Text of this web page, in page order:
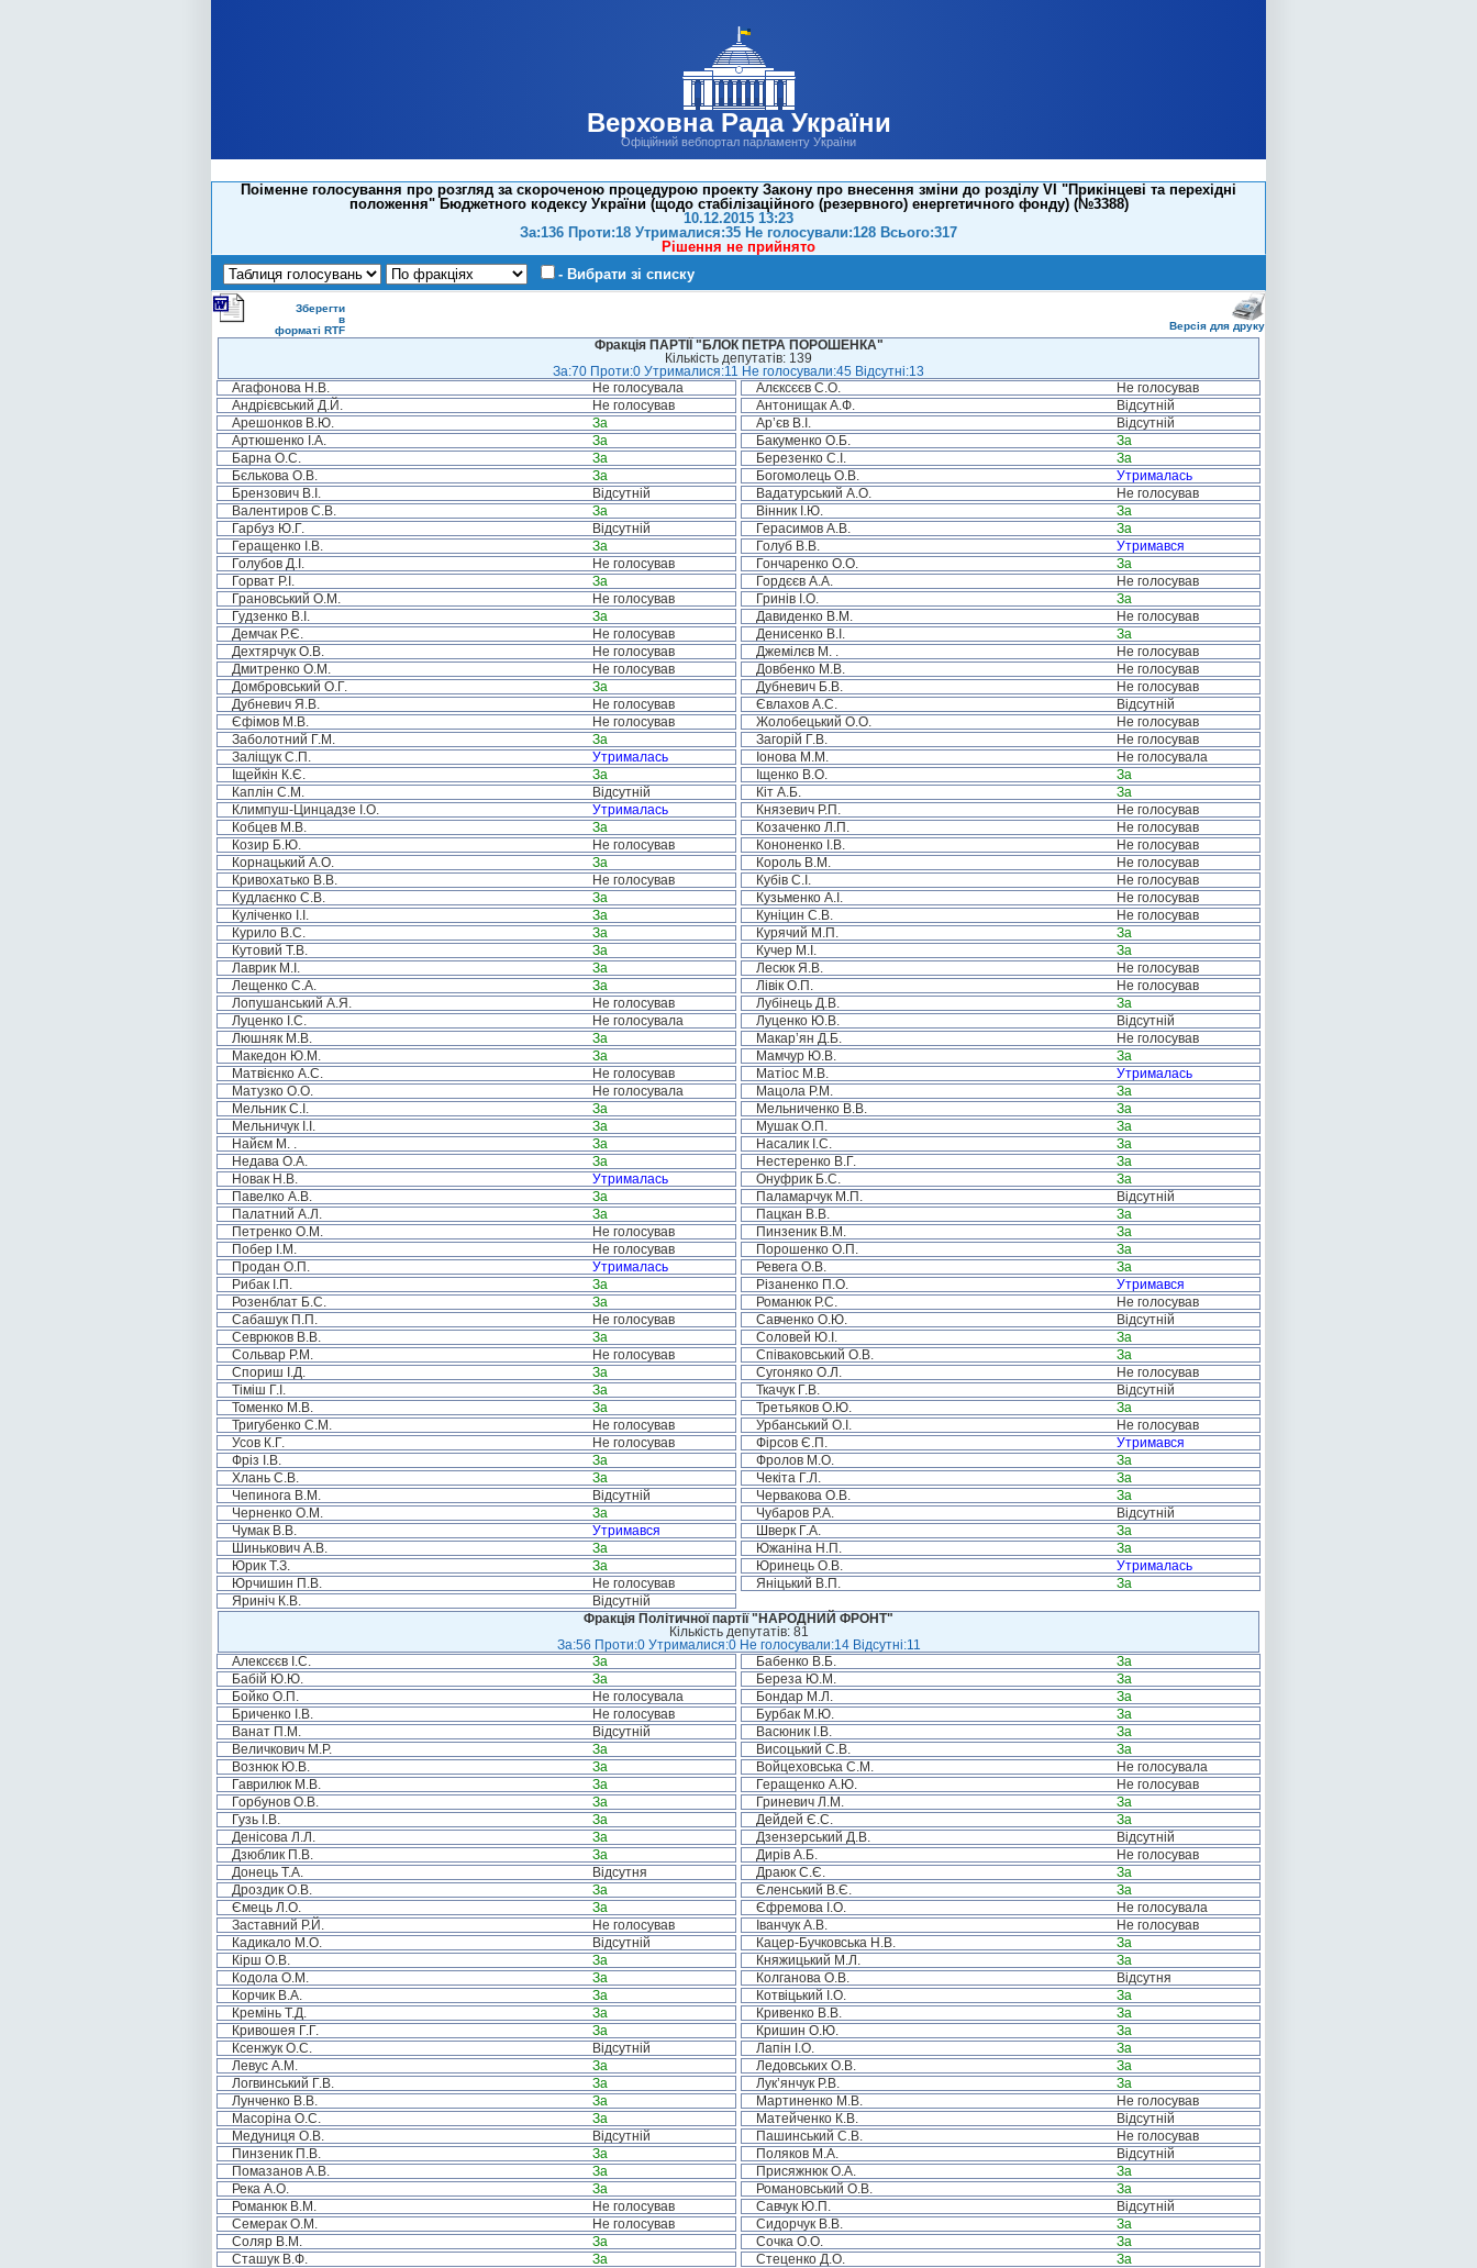
Верховна Рада України
Офіційний вебпортал парламенту України
Поіменне голосування про розгляд за скороченою процедурою проекту Закону про внесення зміни до розділу VI "Прикінцеві та перехідні
положення" Бюджетного кодексу України (щодо стабілізаційного (резервного) енергетичного фонду) (№3388)
10.12.2015 13:23
За:136 Проти:18 Утрималися:35 Не голосували:128 Всього:317
Рішення не прийнято
- Вибрати зі списку
Зберегти
в
форматі RTF
Версія для друку
Фракція ПАРТІЇ "БЛОК ПЕТРА ПОРОШЕНКА"
Кількість депутатів: 139
За:70 Проти:0 Утрималися:11 Не голосували:45 Відсутні:13
Агафонова Н.В.
Не голосувала Алєксєєв С.О.
Не голосував
Андрієвський Д.Й.
Не голосував Антонищак А.Ф.
Відсутній
Арешонков В.Ю.
За Ар’єв В.І.
Відсутній
Артюшенко І.А.
За Бакуменко О.Б.
За
Барна О.С.
За Березенко С.І.
За
Бєлькова О.В.
За Богомолець О.В.
Утрималась
Брензович В.І.
Відсутній Вадатурський А.О.
Не голосував
Валентиров С.В.
За Вінник І.Ю.
За
Гарбуз Ю.Г.
Відсутній Герасимов А.В.
За
Геращенко І.В.
За Голуб В.В.
Утримався
Голубов Д.І.
Не голосував Гончаренко О.О.
За
Горват Р.І.
За Гордєєв А.А.
Не голосував
Грановський О.М.
Не голосував Гринів І.О.
За
Гудзенко В.І.
За Давиденко В.М.
Не голосував
Демчак Р.Є.
Не голосував Денисенко В.І.
За
Дехтярчук О.В.
Не голосував Джемілєв М. .
Не голосував
Дмитренко О.М.
Не голосував Довбенко М.В.
Не голосував
Домбровський О.Г.
За Дубневич Б.В.
Не голосував
Дубневич Я.В.
Не голосував Євлахов А.С.
Відсутній
Єфімов М.В.
Не голосував Жолобецький О.О.
Не голосував
Заболотний Г.М.
За Загорій Г.В.
Не голосував
Заліщук С.П.
Утрималась Іонова М.М.
Не голосувала
Іщейкін К.Є.
За Іщенко В.О.
За
Каплін С.М.
Відсутній Кіт А.Б.
За
Климпуш-Цинцадзе І.О.
Утрималась Князевич Р.П.
Не голосував
Кобцев М.В.
За Козаченко Л.П.
Не голосував
Козир Б.Ю.
Не голосував Кононенко І.В.
Не голосував
Корнацький А.О.
За Король В.М.
Не голосував
Кривохатько В.В.
Не голосував Кубів С.І.
Не голосував
Кудлаєнко С.В.
За Кузьменко А.І.
Не голосував
Куліченко І.І.
За Куніцин С.В.
Не голосував
Курило В.С.
За Курячий М.П.
За
Кутовий Т.В.
За Кучер М.І.
За
Лаврик М.І.
За Лесюк Я.В.
Не голосував
Лещенко С.А.
За Лівік О.П.
Не голосував
Лопушанський А.Я.
Не голосував Лубінець Д.В.
За
Луценко І.С.
Не голосувала Луценко Ю.В.
Відсутній
Люшняк М.В.
За Макар’ян Д.Б.
Не голосував
Македон Ю.М.
За Мамчур Ю.В.
За
Матвієнко А.С.
Не голосував Матіос М.В.
Утрималась
Матузко О.О.
Не голосувала Мацола Р.М.
За
Мельник С.І.
За Мельниченко В.В.
За
Мельничук І.І.
За Мушак О.П.
За
Найєм М. .
За Насалик І.С.
За
Недава О.А.
За Нестеренко В.Г.
За
Новак Н.В.
Утрималась Онуфрик Б.С.
За
Павелко А.В.
За Паламарчук М.П.
Відсутній
Палатний А.Л.
За Пацкан В.В.
За
Петренко О.М.
Не голосував Пинзеник В.М.
За
Побер І.М.
Не голосував Порошенко О.П.
За
Продан О.П.
Утрималась Ревега О.В.
За
Рибак І.П.
За Різаненко П.О.
Утримався
Розенблат Б.С.
За Романюк Р.С.
Не голосував
Сабашук П.П.
Не голосував Савченко О.Ю.
Відсутній
Севрюков В.В.
За Соловей Ю.І.
За
Сольвар Р.М.
Не голосував Співаковський О.В.
За
Спориш І.Д.
За Сугоняко О.Л.
Не голосував
Тіміш Г.І.
За Ткачук Г.В.
Відсутній
Томенко М.В.
За Третьяков О.Ю.
За
Тригубенко С.М.
Не голосував Урбанський О.І.
Не голосував
Усов К.Г.
Не голосував Фірсов Є.П.
Утримався
Фріз І.В.
За Фролов М.О.
За
Хлань С.В.
За Чекіта Г.Л.
За
Чепинога В.М.
Відсутній Червакова О.В.
За
Черненко О.М.
За Чубаров Р.А.
Відсутній
Чумак В.В.
Утримався Шверк Г.А.
За
Шинькович А.В.
За Южаніна Н.П.
За
Юрик Т.З.
За Юринець О.В.
Утрималась
Юрчишин П.В.
Не голосував Яніцький В.П.
За
Яриніч К.В.
Відсутній
Фракція Політичної партії "НАРОДНИЙ ФРОНТ"
Кількість депутатів: 81
За:56 Проти:0 Утрималися:0 Не голосували:14 Відсутні:11
Алексєєв І.С.
За Бабенко В.Б.
За
Бабій Ю.Ю.
За Береза Ю.М.
За
Бойко О.П.
Не голосувала Бондар М.Л.
За
Бриченко І.В.
Не голосував Бурбак М.Ю.
За
Ванат П.М.
Відсутній Васюник І.В.
За
Величкович М.Р.
За Висоцький С.В.
За
Вознюк Ю.В.
За Войцеховська С.М.
Не голосувала
Гаврилюк М.В.
За Геращенко А.Ю.
Не голосував
Горбунов О.В.
За Гриневич Л.М.
За
Гузь І.В.
За Дейдей Є.С.
За
Денісова Л.Л.
За Дзензерський Д.В.
Відсутній
Дзюблик П.В.
За Дирів А.Б.
Не голосував
Донець Т.А.
Відсутня Драюк С.Є.
За
Дроздик О.В.
За Єленський В.Є.
За
Ємець Л.О.
За Єфремова І.О.
Не голосувала
Заставний Р.Й.
Не голосував Іванчук А.В.
Не голосував
Кадикало М.О.
Відсутній Кацер-Бучковська Н.В.
За
Кірш О.В.
За Княжицький М.Л.
За
Кодола О.М.
За Колганова О.В.
Відсутня
Корчик В.А.
За Котвіцький І.О.
За
Кремінь Т.Д.
За Кривенко В.В.
За
Кривошея Г.Г.
За Кришин О.Ю.
За
Ксенжук О.С.
Відсутній Лапін І.О.
За
Левус А.М.
За Ледовських О.В.
За
Логвинський Г.В.
За Лук’янчук Р.В.
За
Лунченко В.В.
За Мартиненко М.В.
Не голосував
Масоріна О.С.
За Матейченко К.В.
Відсутній
Медуниця О.В.
Відсутній Пашинський С.В.
Не голосував
Пинзеник П.В.
За Поляков М.А.
Відсутній
Помазанов А.В.
За Присяжнюк О.А.
За
Река А.О.
За Романовський О.В.
За
Романюк В.М.
Не голосував Савчук Ю.П.
Відсутній
Семерак О.М.
Не голосував Сидорчук В.В.
За
Соляр В.М.
За Сочка О.О.
За
Сташук В.Ф.
За Стеценко Д.О.
За